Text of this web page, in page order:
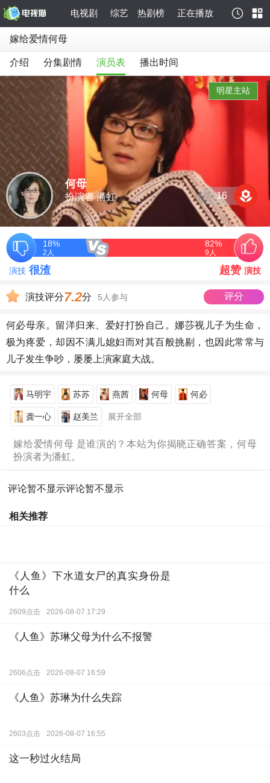
电视剧 综艺 热剧榜 正在播放
嫁给爱情何母
介绍 分集剧情 演员表 播出时间
何母
扮演者 潘虹 16
明星主站
18%
2 人
82%
9 人
演技 很渣 超赞 演技
演技评分7.2分 5人参与 评分
何必母亲。留洋归来、爱好打扮自己。娜莎视儿子为生命，
极为疼爱，却因不满儿媳妇而对其百般挑剔，也因此常常与
儿子发生争吵，屡屡上演家庭大战。
马明宇 苏苏 燕茜 何母 何必
龚一心 赵美兰 展开全部
嫁给爱情何母 是谁演的？本站为你揭晓正确答案，何母
扮演者为潘虹。
评论暂不显示评论暂不显示
相关推荐
《人鱼》下水道女尸的真实身份是
什么
2609点击 2026-08-07 17:29
《人鱼》苏琳父母为什么不报警
2606点击 2026-08-07 16:59
《人鱼》苏琳为什么失踪